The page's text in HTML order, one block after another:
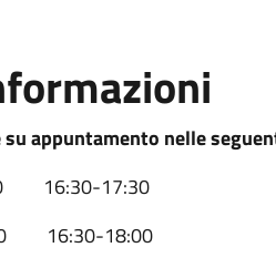
su appuntamento nelle
16:30-17:30
16:30-18:00